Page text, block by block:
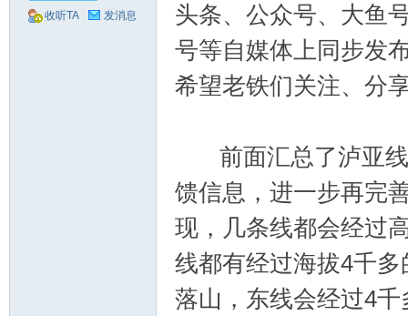
收听TA 发消息
头条、公众号、大鱼
号等自媒体上同步发
希望老铁们关注、分
前面汇总了泸亚线
馈信息，进一步再完
现，几条线都会经过
线都有经过海拔4千
落山，东线会经过4